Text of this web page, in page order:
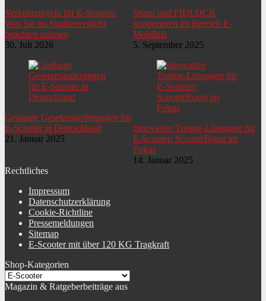
Verkehrsregeln für E-Scooter:
Was Sie im Straßenverkehr
beachten müssen
30. Juli 2026
Sharp und FIDLOCK
kooperieren im Bereich E-
Mobilität
5. September 2025
Geplante Gesetzesänderungen für
E-Scooter in Deutschland
21. Januar 2025
Innovative Tuning-Lösungen für
E-Scooter: ScooterBoost im
Fokus
14. Januar 2025
Rechtliches
Impressum
Datenschutzerklärung
Cookie-Richtline
Pressemeldungen
Sitemap
E-Scooter mit über 120 KG Tragkraft
Shop-Kategorien
Magazin & Ratgeberbeiträge aus